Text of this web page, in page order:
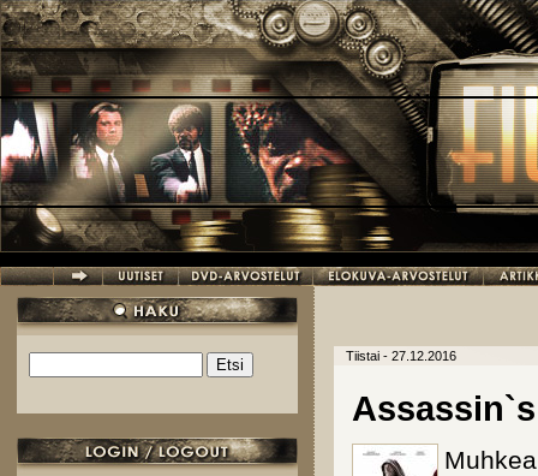
Hyppää pääsisältöön
Hakulomake
Tiistai - 27.12.2016